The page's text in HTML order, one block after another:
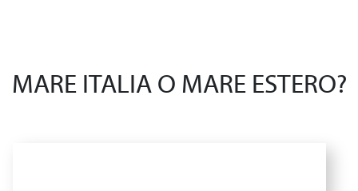
MARE ITALIA O MARE ESTERO?